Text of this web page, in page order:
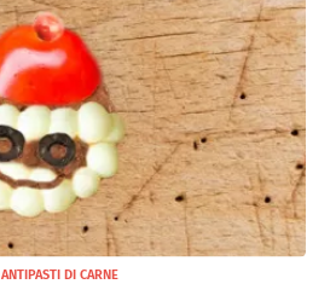
ANTIPASTI DI CARNE